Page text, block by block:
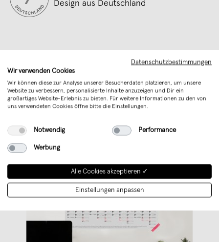
Design aus Deutschland
Weitere Produkte vonRikiki. Grafik & Produkt
Datenschutzbestimmungen
Wir verwenden Cookies
Wir können diese zur Analyse unserer Besucherdaten platzieren, um unsere
Website zu verbessern, personalisierte Inhalte anzuzeigen und Dir ein
großartiges Website-Erlebnis zu bieten. Für weitere Informationen zu den von
uns verwendeten Cookies öffne bitte die Einstellungen.
Notwendig Performance
Werbung
Alle Cookies akzeptieren ✓
Einstellungen anpassen